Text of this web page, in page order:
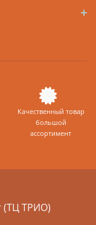
Качественный товар
большой
ассортимент
(ТЦ ТРИО)